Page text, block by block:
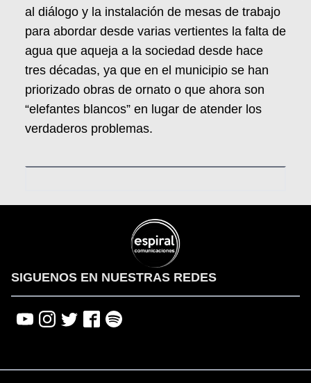
al diálogo y la instalación de mesas de trabajo
para abordar desde varias vertientes la falta de
agua que aqueja a la sociedad desde hace
tres décadas, ya que en el municipio se han
priorizado obras de ornato o que ahora son
“elefantes blancos” en lugar de atender los
verdaderos problemas.
SIGUENOS EN NUESTRAS REDES